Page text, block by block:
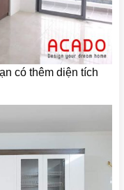
có thêm diện tích